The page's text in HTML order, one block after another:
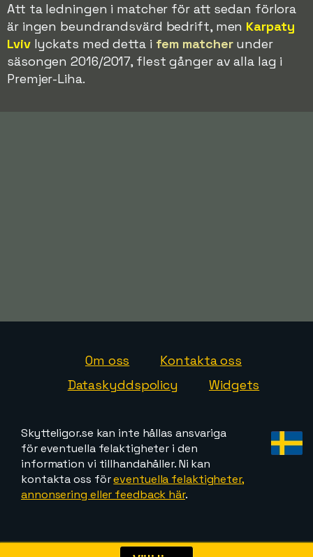
Att ta ledningen i matcher för att sedan förlora
är ingen beundrandsvärd bedrift, men Karpaty
Lvivlyckats med detta i fem matcherunder
säsongen 2016/2017, flest gånger av alla lag i
Premjer-Liha.
Om oss
Kontakta oss
Dataskyddspolicy
Widgets
Skytteligor.se kan inte hållas ansvariga
för eventuella felaktigheter i den
information vi tillhandahåller. Ni kan
kontakta oss föreventuella felaktigheter,
annonsering eller feedback här.